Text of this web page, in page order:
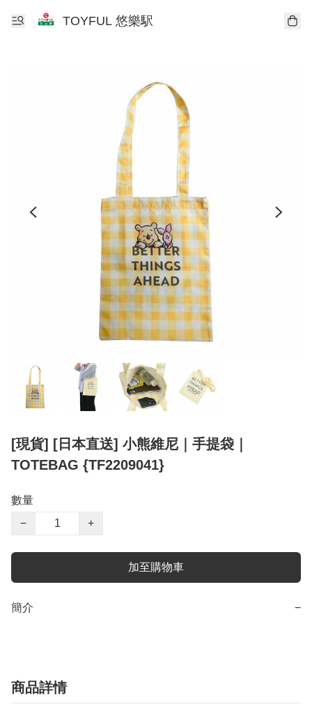
TOYFUL 悠樂駅
[現貨] [日本直送] 小熊維尼｜手提袋｜
TOTEBAG {TF2209041}
數量
−
+
加至購物車
簡介 −
商品詳情